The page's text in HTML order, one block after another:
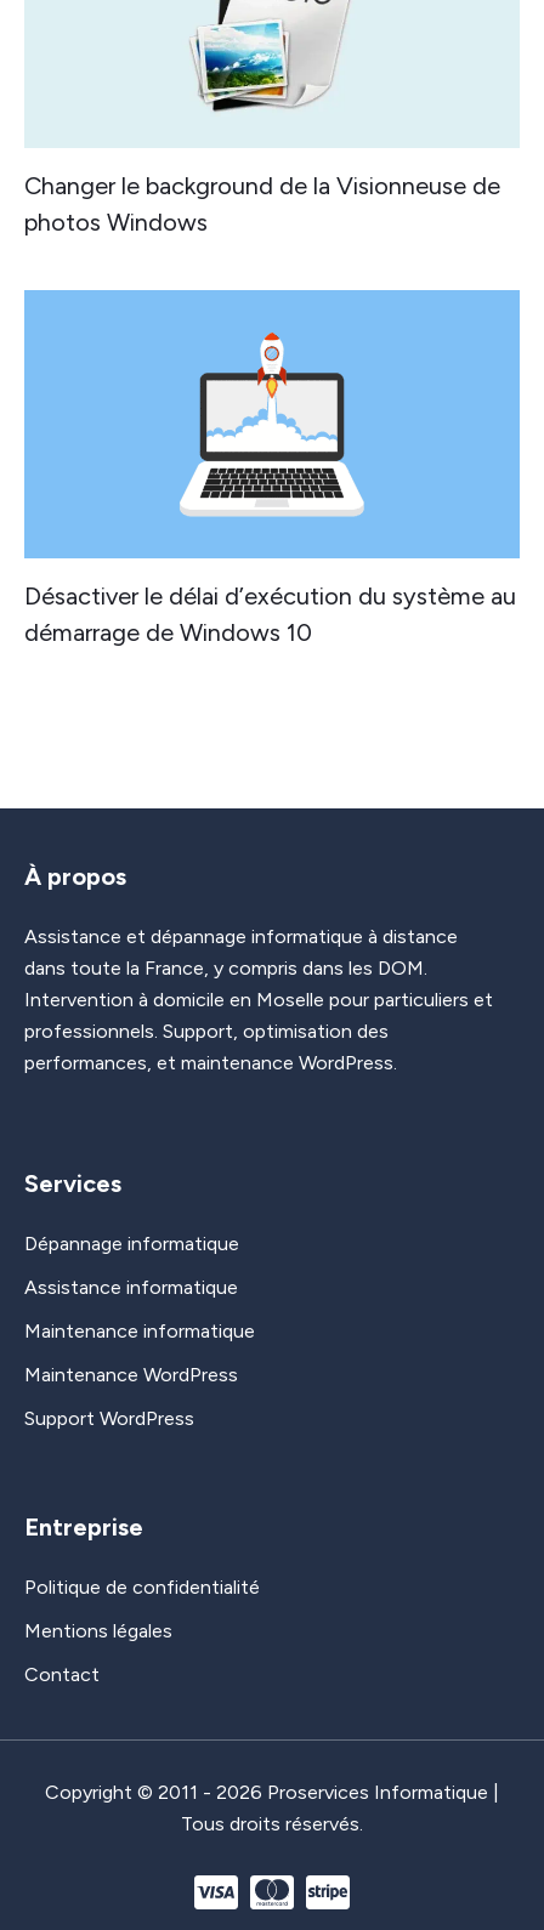
Changer le background de la Visionneuse de
photos Windows
Désactiver le délai d’exécution du système au
démarrage de Windows 10
À propos
Assistance et dépannage informatique à distance
dans toute la France, y compris dans les DOM.
Intervention à domicile en Moselle pour particuliers et
professionnels. Support, optimisation des
performances, et maintenance WordPress.
Services
Dépannage informatique
Assistance informatique
Maintenance informatique
Maintenance WordPress
Support WordPress
Entreprise
Politique de confidentialité
Mentions légales
Contact
Copyright © 2011 - 2026 Proservices Informatique |
Tous droits réservés.